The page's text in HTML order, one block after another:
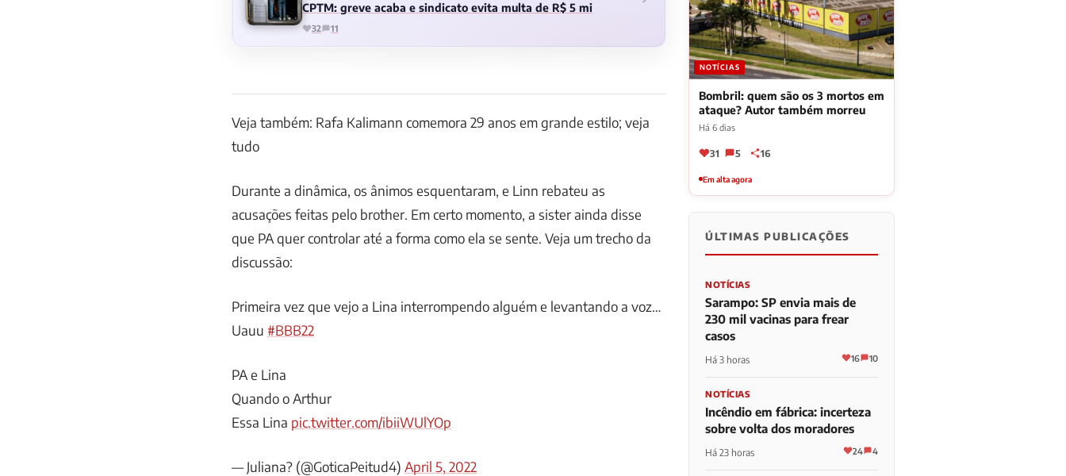
CPTM: greve acaba e sindicato evita multa de R$ 5 mi
32 11
Veja também: Rafa Kalimann comemora 29 anos em grande estilo; veja
tudo
Durante a dinâmica, os ânimos esquentaram, e Linn rebateu as
acusações feitas pelo brother. Em certo momento, a sister ainda disse
que PA quer controlar até a forma como ela se sente. Veja um trecho da
discussão:
Primeira vez que vejo a Lina interrompendo alguém e levantando a voz…
Uauu #BBB22
PA e Lina
Quando o Arthur
Essa Lina pic.twitter.com/ibiiWUlYOp
— Juliana? (@GoticaPeitud4) April 5, 2022
NOTÍCIAS
Bombril: quem são os 3 mortos em
ataque? Autor também morreu
Há 6 dias
31 5 16
Em alta agora
ÚLTIMAS PUBLICAÇÕES
NOTÍCIAS
Sarampo: SP envia mais de
230 mil vacinas para frear
casos
Há 3 horas 16 10
NOTÍCIAS
Incêndio em fábrica: incerteza
sobre volta dos moradores
Há 23 horas 24 4